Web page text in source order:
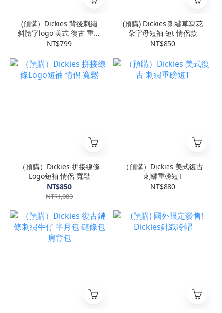
(預購）Dickies 背後刺繡
斜體字logo 美式 復古 重磅
純棉 短袖 共5色
NT$799
(預購) Dickies 刺繡草寫花
朵字母短袖 短t 情侶款
NT$850
（預購）Dickies 拼接線條
Logo短袖 情侶 寬鬆
NT$850
NT$1,080
（預購）Dickies 美式復古
刺繡重磅短T
NT$880